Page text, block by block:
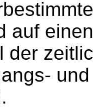
auf
der